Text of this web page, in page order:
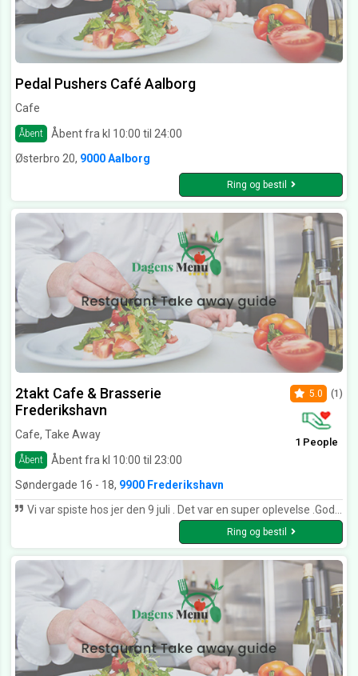
Pedal Pushers Café Aalborg
Cafe
Åbent
Åbent fra kl 10:00 til 24:00
Østerbro 20, 9000 Aalborg
Ring og bestil
2takt Cafe & Brasserie
Frederikshavn
Cafe, Take Away
Åbent Åbent fra kl 10:00 til 23:00
5.0 (1)
1 People
Søndergade 16 - 18, 9900 Frederikshavn
Vi var spiste hos jer den 9 juli . Det var en super oplevelse .God mad og super betjening.
Ring og bestil